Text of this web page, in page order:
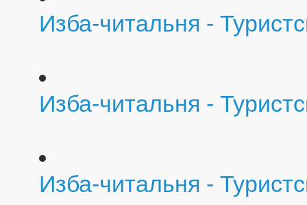
Изба-читальня -
Изба-читальня -
Изба-читальня -